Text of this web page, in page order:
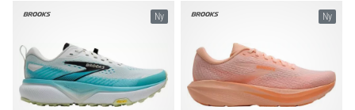
8 min. läsning
Plantar
Vikt (g)
Ny Ny